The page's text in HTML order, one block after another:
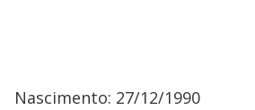
Nascimento: 27/12/1990